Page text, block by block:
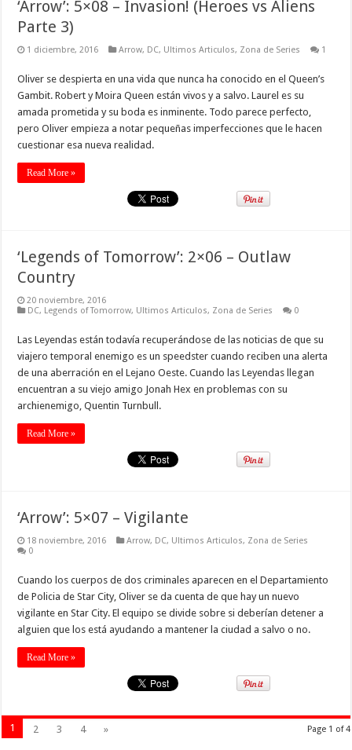
‘Arrow’: 5×08 – Invasion! (Heroes vs Aliens
Parte 3)
1 diciembre, 2016 Arrow, DC, Ultimos Articulos, Zona de Series 1
Oliver se despierta en una vida que nunca ha conocido en el Queen’s
Gambit. Robert y Moira Queen están vivos y a salvo. Laurel es su
amada prometida y su boda es inminente. Todo parece perfecto,
pero Oliver empieza a notar pequeñas imperfecciones que le hacen
cuestionar esa nueva realidad.
Read More »
‘Legends of Tomorrow’: 2×06 – Outlaw
Country
20 noviembre, 2016
DC, Legends of Tomorrow, Ultimos Articulos, Zona de Series 0
Las Leyendas están todavía recuperándose de las noticias de que su
viajero temporal enemigo es un speedster cuando reciben una alerta
de una aberración en el Lejano Oeste. Cuando las Leyendas llegan
encuentran a su viejo amigo Jonah Hex en problemas con su
archienemigo, Quentin Turnbull.
Read More »
‘Arrow’: 5×07 – Vigilante
18 noviembre, 2016 Arrow, DC, Ultimos Articulos, Zona de Series
0
Cuando los cuerpos de dos criminales aparecen en el Departamiento
de Policia de Star City, Oliver se da cuenta de que hay un nuevo
vigilante en Star City. El equipo se divide sobre si deberían detener a
alguien que los está ayudando a mantener la ciudad a salvo o no.
Read More »
Page 1 of 4
1 2 3 4 »